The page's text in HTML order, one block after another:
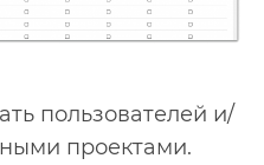
пользователей и/
проектами.